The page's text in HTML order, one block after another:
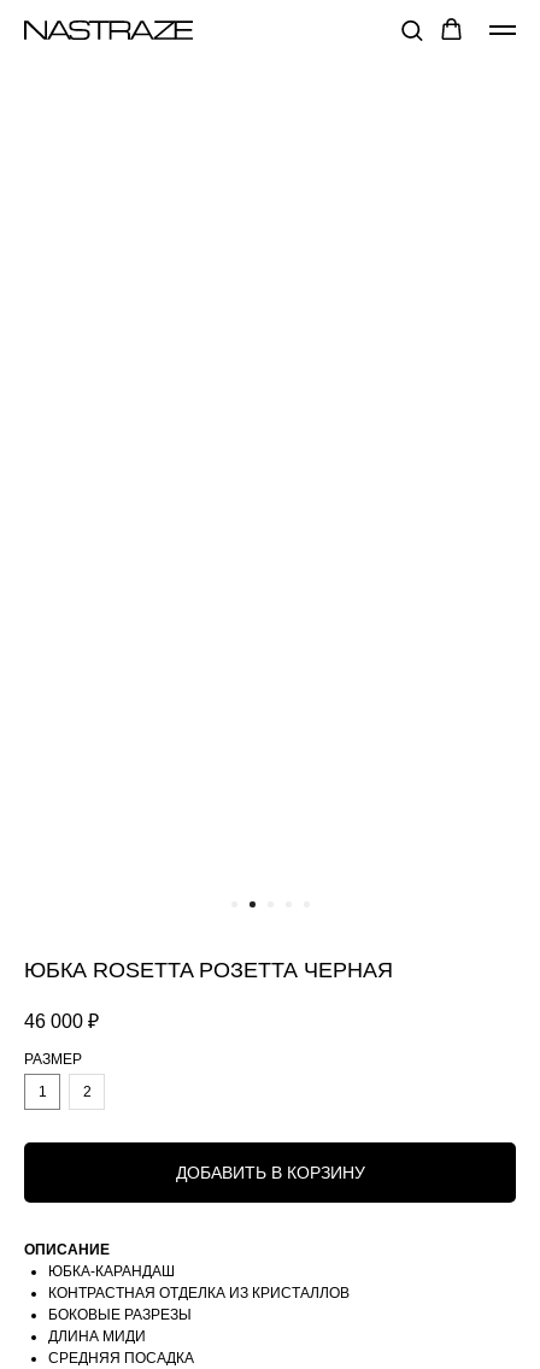
ЮБКА ROSETTA РОЗЕТТА ЧЕРНАЯ
46 000 ₽
РАЗМЕР
1
2
ДОБАВИТЬ В КОРЗИНУ
ОПИСАНИЕ
ЮБКА-КАРАНДАШ
КОНТРАСТНАЯ ОТДЕЛКА ИЗ КРИСТАЛЛОВ
БОКОВЫЕ РАЗРЕЗЫ
ДЛИНА МИДИ
СРЕДНЯЯ ПОСАДКА